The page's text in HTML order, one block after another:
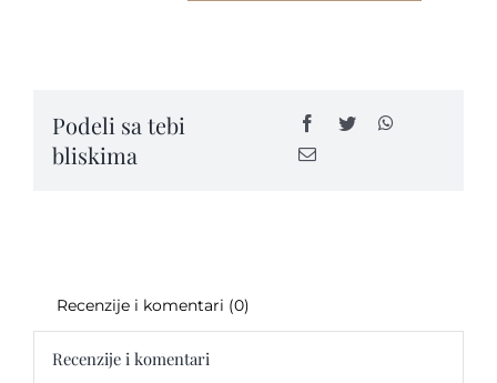
VPC42
quantity
Podeli sa tebi
bliskima
Recenzije i komentari (0)
Recenzije i komentari